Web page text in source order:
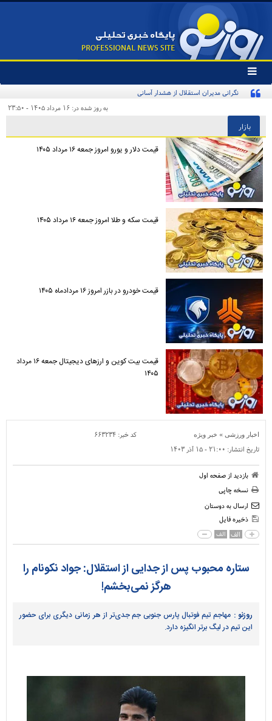
تغییر
وضعیت
منوی
ها
نگرانی مدیران استقلال از هشدار آسانی
به روز شده در: ۱۶ مرداد ۱۴۰۵ - ۲۳:۵۰
بازار
قیمت دلار و یورو امروز جمعه ۱۶ مرداد ۱۴۰۵
قیمت سکه و طلا امروز جمعه ۱۶ مرداد ۱۴۰۵
قیمت خودرو در بازر امروز ۱۶ مردادماه ۱۴۰۵
قیمت بیت کوین و ارز‌های دیجیتال جمعه ۱۶ مرداد
۱۴۰۵
اخبار ورزشی » خبر ویژه کد خبر: ۶۶۳۲۳۴
تاریخ انتشار: ۲۱:۰۰ - ۱۵ آذر ۱۴۰۳
بازدید از صفحه اول
نسخه چاپی
ارسال به دوستان
ذخیره فایل
الف الف
ستاره محبوب پس از جدایی از استقلال: جواد نکونام را
هرگز نمی‌بخشم!
روزنو : مهاجم تیم فوتبال پارس جنوبی جم جدی‌تر از هر زمانی دیگری برای حضور
این تیم در لیگ برتر انگیزه دارد.